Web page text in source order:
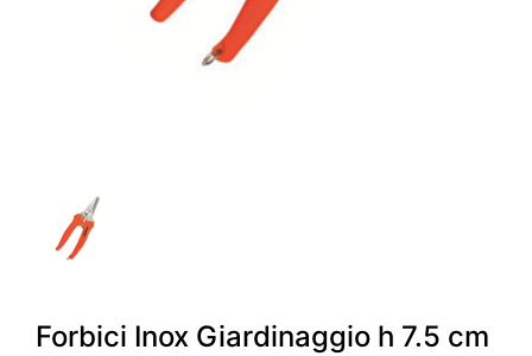
Forbici Inox Giardinaggio h 7.5 cm